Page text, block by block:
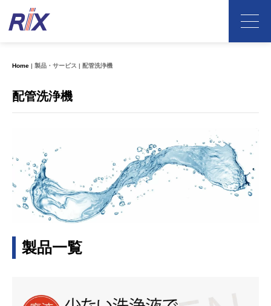
Home 製品・サービス 配管洗浄機
配管洗浄機
製品一覧